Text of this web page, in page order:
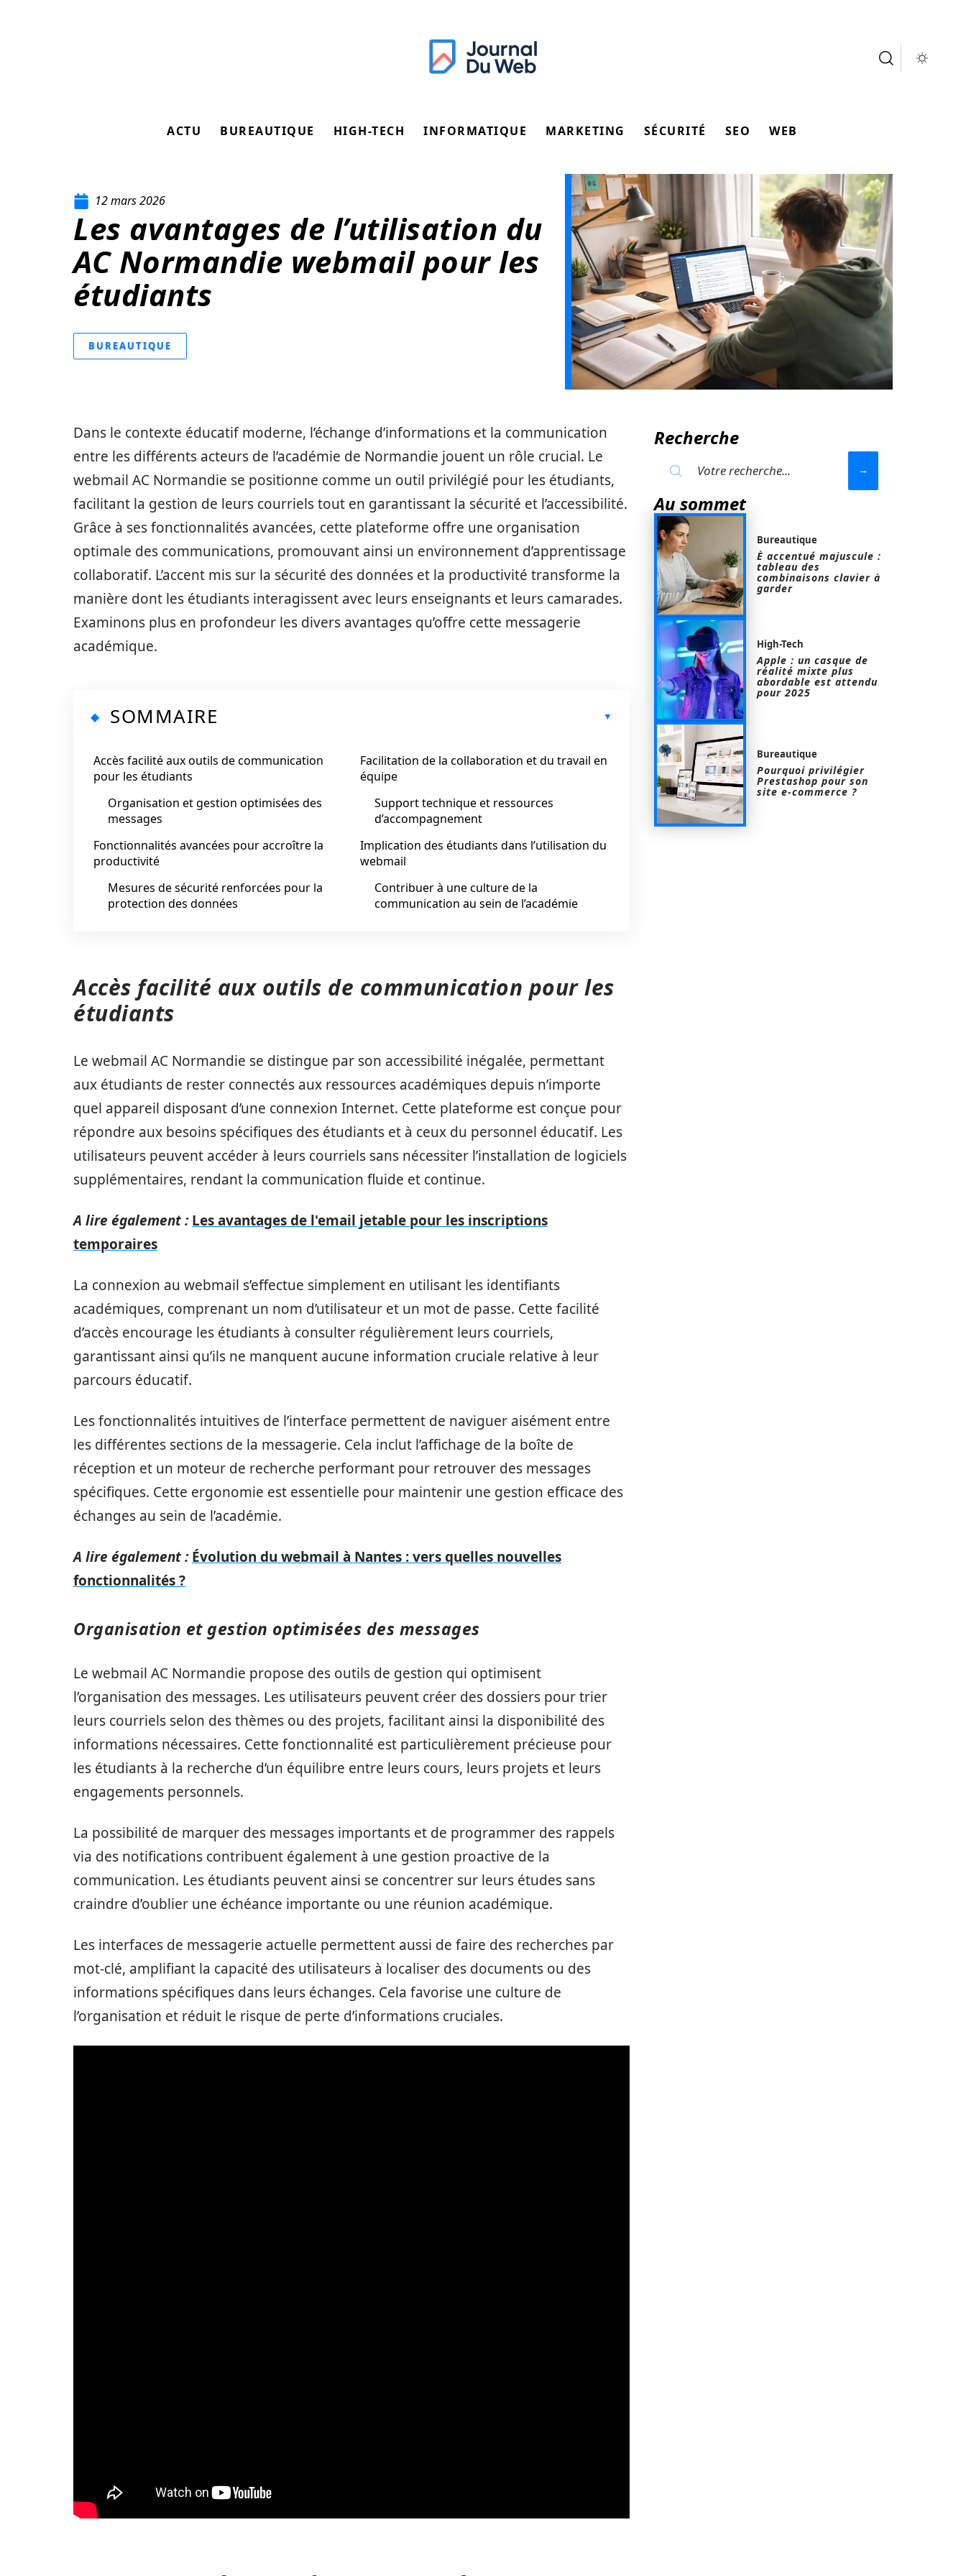
ACTU BUREAUTIQUE HIGH-TECH INFORMATIQUE MARKETING SÉCURITÉ SEO WEB
12 mars 2026
Les avantages de l’utilisation du
AC Normandie webmail pour les
étudiants
BUREAUTIQUE
Dans le contexte éducatif moderne, l’échange d’informations et la communication
entre les différents acteurs de l’académie de Normandie jouent un rôle crucial. Le
webmail AC Normandie se positionne comme un outil privilégié pour les étudiants,
facilitant la gestion de leurs courriels tout en garantissant la sécurité et l’accessibilité.
Grâce à ses fonctionnalités avancées, cette plateforme offre une organisation
optimale des communications, promouvant ainsi un environnement d’apprentissage
collaboratif. L’accent mis sur la sécurité des données et la productivité transforme la
manière dont les étudiants interagissent avec leurs enseignants et leurs camarades.
Examinons plus en profondeur les divers avantages qu’offre cette messagerie
académique.
SOMMAIRE
Accès facilité aux outils de communication
pour les étudiants
Organisation et gestion optimisées des
messages
Fonctionnalités avancées pour accroître la
productivité
Mesures de sécurité renforcées pour la
protection des données
Facilitation de la collaboration et du travail en
équipe
Support technique et ressources
d’accompagnement
Implication des étudiants dans l’utilisation du
webmail
Contribuer à une culture de la
communication au sein de l’académie
Accès facilité aux outils de communication pour les
étudiants
Le webmail AC Normandie se distingue par son accessibilité inégalée, permettant
aux étudiants de rester connectés aux ressources académiques depuis n’importe
quel appareil disposant d’une connexion Internet. Cette plateforme est conçue pour
répondre aux besoins spécifiques des étudiants et à ceux du personnel éducatif. Les
utilisateurs peuvent accéder à leurs courriels sans nécessiter l’installation de logiciels
supplémentaires, rendant la communication fluide et continue.
A lire également : Les avantages de l'email jetable pour les inscriptions
temporaires
La connexion au webmail s’effectue simplement en utilisant les identifiants
académiques, comprenant un nom d’utilisateur et un mot de passe. Cette facilité
d’accès encourage les étudiants à consulter régulièrement leurs courriels,
garantissant ainsi qu’ils ne manquent aucune information cruciale relative à leur
parcours éducatif.
Les fonctionnalités intuitives de l’interface permettent de naviguer aisément entre
les différentes sections de la messagerie. Cela inclut l’affichage de la boîte de
réception et un moteur de recherche performant pour retrouver des messages
spécifiques. Cette ergonomie est essentielle pour maintenir une gestion efficace des
échanges au sein de l’académie.
A lire également : Évolution du webmail à Nantes : vers quelles nouvelles
fonctionnalités ?
Organisation et gestion optimisées des messages
Le webmail AC Normandie propose des outils de gestion qui optimisent
l’organisation des messages. Les utilisateurs peuvent créer des dossiers pour trier
leurs courriels selon des thèmes ou des projets, facilitant ainsi la disponibilité des
informations nécessaires. Cette fonctionnalité est particulièrement précieuse pour
les étudiants à la recherche d’un équilibre entre leurs cours, leurs projets et leurs
engagements personnels.
La possibilité de marquer des messages importants et de programmer des rappels
via des notifications contribuent également à une gestion proactive de la
communication. Les étudiants peuvent ainsi se concentrer sur leurs études sans
craindre d’oublier une échéance importante ou une réunion académique.
Les interfaces de messagerie actuelle permettent aussi de faire des recherches par
mot-clé, amplifiant la capacité des utilisateurs à localiser des documents ou des
informations spécifiques dans leurs échanges. Cela favorise une culture de
l’organisation et réduit le risque de perte d’informations cruciales.
Recherche
Au sommet
Bureautique
È accentué majuscule :
tableau des
combinaisons clavier à
garder
High-Tech
Apple : un casque de
réalité mixte plus
abordable est attendu
pour 2025
Bureautique
Pourquoi privilégier
Prestashop pour son
site e-commerce ?